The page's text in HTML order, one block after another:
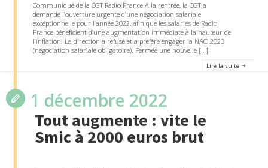
Communiqué de la CGT Radio France A la rentrée, la CGT a
demandé l’ouverture urgente d’une négociation salariale
exceptionnelle pour l’année 2022, afin que les salariés de Radio
France bénéficient d’une augmentation immédiate à la hauteur de
l’inflation. La direction a refusé et a préféré engager la NAO 2023
(négociation salariale obligatoire). Fermée une nouvelle […]
Lire la suite
1 décembre 2022
Tout augmente : vite le
Smic à 2000 euros brut